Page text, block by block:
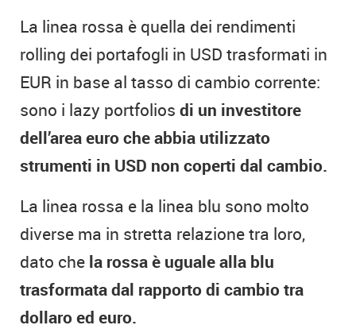
La linea rossa è quella dei rendimenti
rolling dei portafogli in USD trasformati in
EUR in base al tasso di cambio corrente:
sono i lazy portfolios di un investitore
dell’area euro che abbia utilizzato
strumenti in USD non coperti dal cambio.
La linea rossa e la linea blu sono molto
diverse ma in stretta relazione tra loro,
dato che la rossa è uguale alla blu
trasformata dal rapporto di cambio tra
dollaro ed euro.